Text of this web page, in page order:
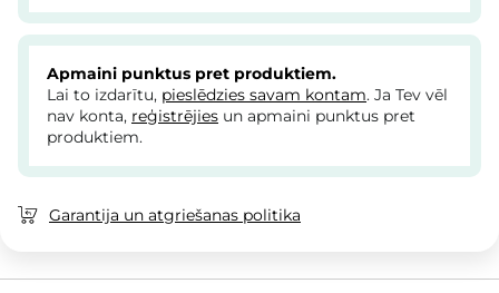
Apmaini punktus pret produktiem.
Lai to izdarītu, pieslēdzies savam kontam. Ja Tev vēl
nav konta, reģistrējies un apmaini punktus pret
produktiem.
Garantija un atgriešanas politika